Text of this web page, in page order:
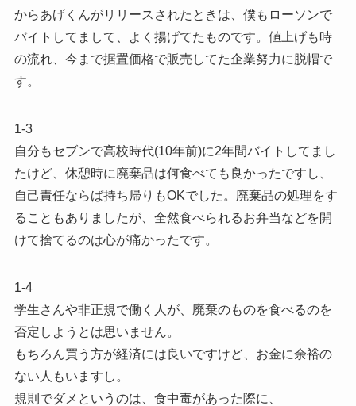
からあげくんがリリースされたときは、僕もローソンで
バイトしてまして、よく揚げてたものです。値上げも時
の流れ、今まで据置価格で販売してた企業努力に脱帽で
す。
1-3
自分もセブンで高校時代(10年前)に2年間バイトしてまし
たけど、休憩時に廃棄品は何食べても良かったですし、
自己責任ならば持ち帰りもOKでした。廃棄品の処理をす
ることもありましたが、全然食べられるお弁当などを開
けて捨てるのは心が痛かったです。
1-4
学生さんや非正規で働く人が、廃棄のものを食べるのを
否定しようとは思いません。
もちろん買う方が経済には良いですけど、お金に余裕の
ない人もいますし。
規則でダメというのは、食中毒があった際に、